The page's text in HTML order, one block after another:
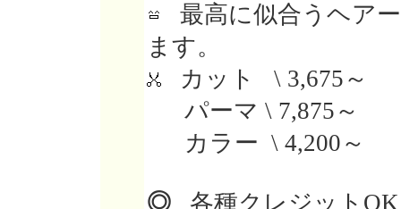
最高に似合うヘア
ます。
カット \ 3,675～
パーマ \ 7,875～
カラー \ 4,200～
◎ 各種クレジット